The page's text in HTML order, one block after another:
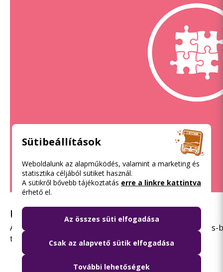
Utazási kedvezmények
Az utazási kedvezményekről a
https://bkk.hu/jegyek-
tájékozódhatsz.
Sütibeállítások
Weboldalunk az alapműködés, valamint a marketing és
statisztika céljából sütiket használ.
A sütikről bővebb tájékoztatás erre a linkre kattintva
érhető el.
Az összes süti elfogadása
Csak az alapvető sütik elfogadása
További lehetőségek